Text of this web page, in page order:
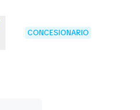
CONCESIONARIO